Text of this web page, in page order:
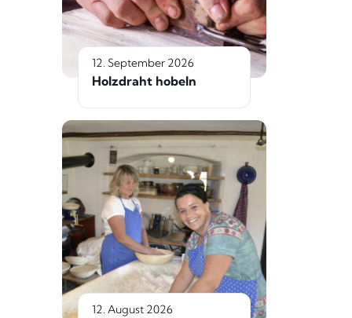
12. September 2026
Holzdraht hobeln
12. August 2026